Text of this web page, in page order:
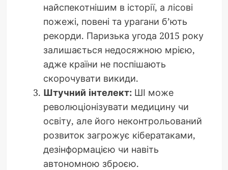
найспекотнішим в історії, а лісові
пожежі, повені та урагани б’ють
рекорди. Паризька угода 2015 року
залишається недосяжною мрією,
адже країни не поспішають
скорочувати викиди.
Штучний інтелект:ШІ може
революціонізувати медицину чи
освіту, але його неконтрольований
розвиток загрожує кібератаками,
дезінформацією чи навіть
автономною зброєю.